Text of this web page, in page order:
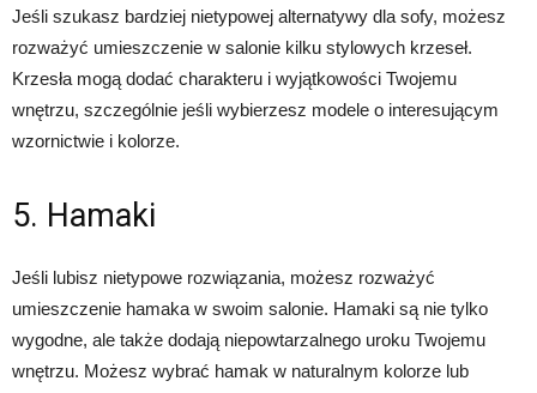
Jeśli szukasz bardziej nietypowej alternatywy dla sofy, możesz
rozważyć umieszczenie w salonie kilku stylowych krzeseł.
Krzesła mogą dodać charakteru i wyjątkowości Twojemu
wnętrzu, szczególnie jeśli wybierzesz modele o interesującym
wzornictwie i kolorze.
5. Hamaki
Jeśli lubisz nietypowe rozwiązania, możesz rozważyć
umieszczenie hamaka w swoim salonie. Hamaki są nie tylko
wygodne, ale także dodają niepowtarzalnego uroku Twojemu
wnętrzu. Możesz wybrać hamak w naturalnym kolorze lub